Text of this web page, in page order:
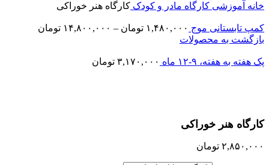
آموزشیکارگاه مادر و کودککارگاه هنر خوراکی
تابستانی موج۱,۴۸۰,۰۰۰ تومان– ۱۴,۸۰۰,۰۰۰ تومان
به محصولات
هفته به هفته، ۹-۱۲ ماه ۳,۱۷۰,۰۰۰ تومان
هنر خوراکی
تومان